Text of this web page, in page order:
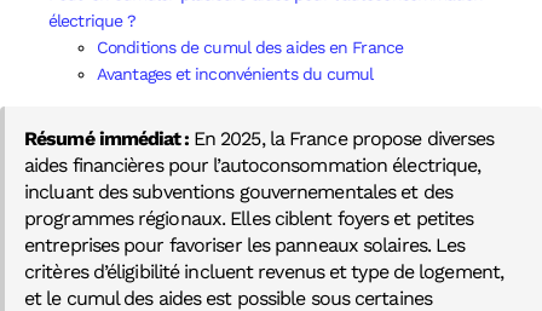
électrique ?
Conditions de cumul des aides en France
Avantages et inconvénients du cumul
Résumé immédiat : En 2025, la France propose diverses
aides financières pour l’autoconsommation électrique,
incluant des subventions gouvernementales et des
programmes régionaux. Elles ciblent foyers et petites
entreprises pour favoriser les panneaux solaires. Les
critères d’éligibilité incluent revenus et type de logement,
et le cumul des aides est possible sous certaines